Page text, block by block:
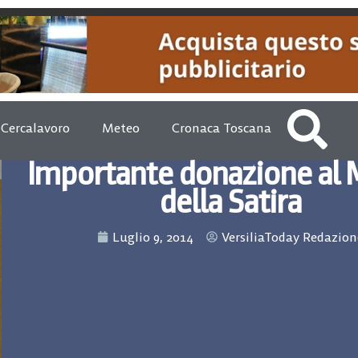
Cercalavoro Meteo Cronaca Toscana
Importante donazione al
della Satira
Luglio 9, 2014 VersiliaToday